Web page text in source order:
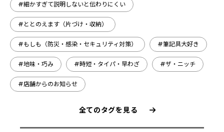
#細かすぎて説明しないと伝わりにくい
#ととのえます（片づけ・収納）
#もしも（防災・感染・セキュリティ対策） #筆記具大好き
#地味・巧み #時短・タイパ・早わざ #ザ・ニッチ
#店舗からのお知らせ
全てのタグを見る